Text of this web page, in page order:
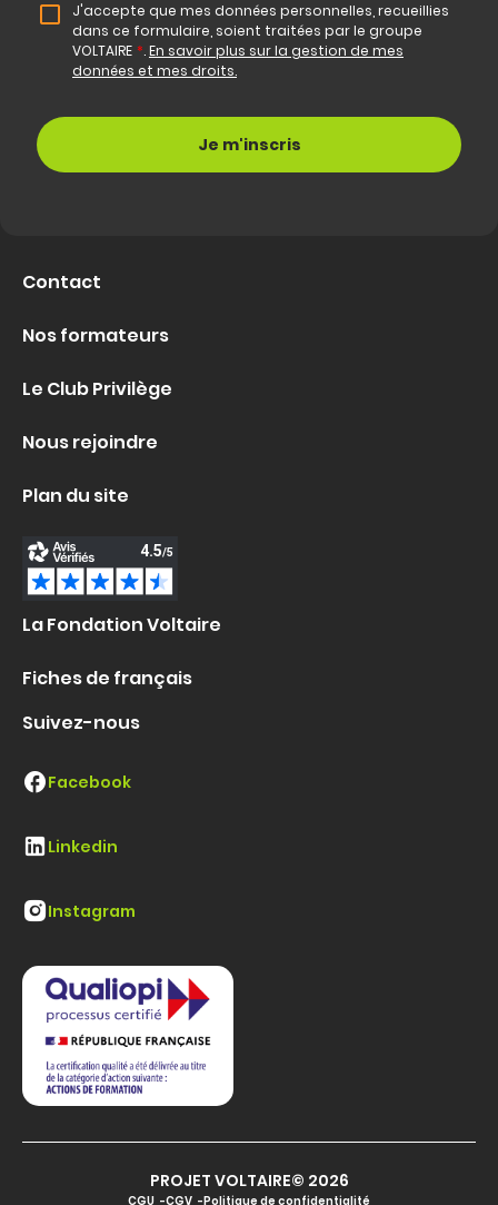
J'accepte que mes données personnelles, recueillies
dans ce formulaire, soient traitées par le groupe
VOLTAIRE *.En savoir plus sur la gestion de mes
données et mes droits.
Contact
Nos formateurs
Le Club Privilège
Nous rejoindre
Plan du site
La Fondation Voltaire
Fiches de français
Suivez-nous
Facebook
Linkedin
Instagram
PROJET VOLTAIRE© 2026
CGU CGV Politique de confidentialité